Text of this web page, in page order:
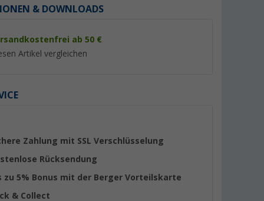
& DOWNLOADS
ab 50 €
Artikel vergleichen
Zahlung mit SSL Verschlüsselung
Rücksendung
zu 5% Bonus mit der Berger Vorteilskarte
& Collect
(Über 100)
14,99€
96 € / 1 kg)